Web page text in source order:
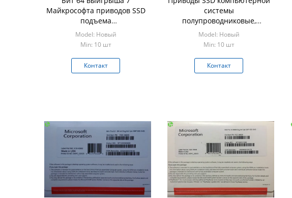
Майкрософта приводов SSD
подъема
полупроводниковые
профессиональный
Model: Новый
Min: 10 шт
Контакт
системы
полупроводниковые,
коробка 32 битов выигрыша
7 окончательная 64 битов
Model: Новый
Min: 10 шт
Контакт